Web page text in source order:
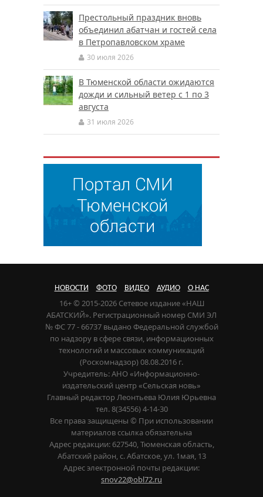
Престольный праздник вновь
объединил абатчан и гостей села
в Петропавловском храме
30 июля 2026
В Тюменской области ожидаются
дожди и сильный ветер с 1 по 3
августа
31 июля 2026
НОВОСТИ ФОТО ВИДЕО АУДИО О НАС
16+ © 2015-2026 Сетевое издание «НАШ
АБАТСКИЙ». Регистрационный номер СМИ ЭЛ
№ ФС 77 - 66737 выдано Федеральной службой
по надзору в сфере связи, информационных
технологий и массовых коммуникаций
(Роскомнадзор) 08.08.2016 г.
Учредитель: АНО «Информационно-
издательский центр «Сельская новь»
Главный редактор Леонтьева Юлия Юрьевна
тел. 8(34556) 4-14-30
Все права защищены © При использовании
материалов ссылка обязательна
Адрес редакции: 627540, Тюменская область,
Абатский район, с. Абатское, ул. 1мая, 13
Адрес электронной почты редакции:
snov22@obl72.ru